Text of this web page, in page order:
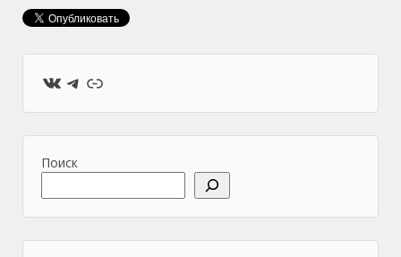
ВКонтакте
Telegram
Ссылка
Поиск